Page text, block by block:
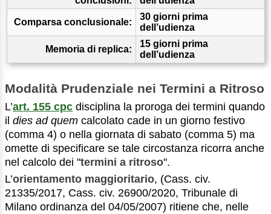
Comparsa conclusionale:
30 giorni prima
dell’udienza
Memoria di replica:
15 giorni prima
dell’udienza
Modalità Prudenziale nei Termini a Ritroso
L’art. 155 cpc disciplina la proroga dei termini quando
il dies ad quem calcolato cade in un giorno festivo
(comma 4) o nella giornata di sabato (comma 5) ma
omette di specificare se tale circostanza ricorra anche
nel calcolo dei "termini a ritroso".
L’orientamento maggioritario, (Cass. civ.
21335/2017, Cass. civ. 26900/2020, Tribunale di
Milano ordinanza del 04/05/2007) ritiene che, nelle